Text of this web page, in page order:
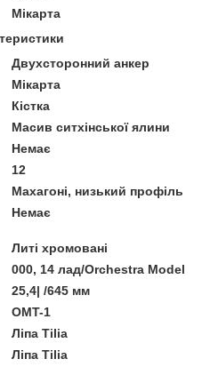
Мікарта
Двухсторонний анкер
Мікарта
Кістка
Масив ситхінської ялини
Немає
12
Махагоні, низький профіль
Немає
Литі хромовані
000, 14 лад/Orchestra Model
25,4| /645 мм
OMT-1
Ліпа Tilia
Ліпа Tilia